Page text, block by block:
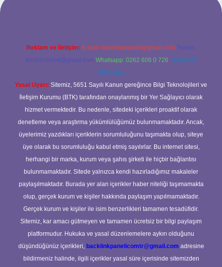
Reklam ve İletişim: E-mail: backlinkpaneli@gmail.com Teams:
forumhizmeti@gmail.com Whatsapp: 0262 606 0 726 Telegram:
@karabul
Yasal Uyarı: Sitemiz, 5651 Sayılı Kanun gereğince Bilgi Teknolojileri ve
İletişim Kurumu (BTK) tarafından onaylanmış bir Yer Sağlayıcı olarak
hizmet vermektedir. Bu nedenle, sitedeki içerikleri proaktif olarak
denetleme veya araştırma yükümlülüğümüz bulunmamaktadır. Ancak,
üyelerimiz yazdıkları içeriklerin sorumluluğunu taşımakta olup, siteye
üye olarak bu sorumluluğu kabul etmiş sayılırlar. Bu internet sitesi,
herhangi bir marka, kurum veya şahıs şirketi ile hiçbir bağlantısı
bulunmamaktadır. Sitede yalnızca kendi hazırladığımız makaleler
paylaşılmaktadır. Burada yer alan içerikler haber niteliği taşımamakta
olup, gerçek kurum ve kişiler hakkında paylaşım yapılmamaktadır.
Gerçek kurum ve kişiler ile isim benzerlikleri tamamen tesadüfidir.
Sitemiz, kar amacı gütmeyen ve tamamen ücretsiz bir bilgi paylaşım
platformudur. Hukuka ve yasal düzenlemelere aykırı olduğunu
düşündüğünüz içerikleri, backlinkpanelicomtr@gmail.com adresine
bildirmeniz halinde, ilgili içerikler yasal süre içerisinde sitemizden